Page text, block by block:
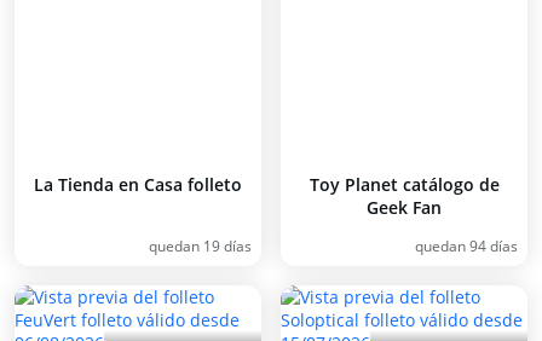
La Tienda en Casa folleto
quedan 19 días
Toy Planet catálogo de
Geek Fan
quedan 94 días